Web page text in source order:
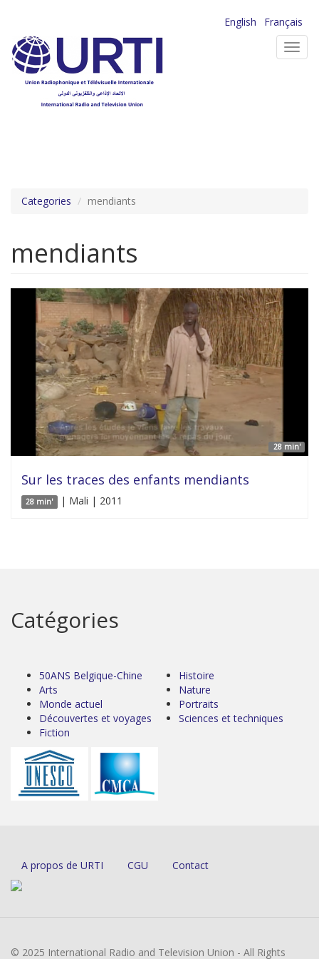
contenu
principal
English
Français
Categories mendiants
mendiants
28 min'
Sur les traces des enfants mendiants
28 min' | Mali | 2011
Catégories
50ANS Belgique-Chine
Arts
Monde actuel
Découvertes et voyages
Fiction
Histoire
Nature
Portraits
Sciences et techniques
A propos de URTI CGU Contact
© 2025 International Radio and Television Union - All Rights